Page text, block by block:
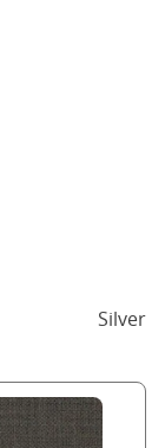
Silver